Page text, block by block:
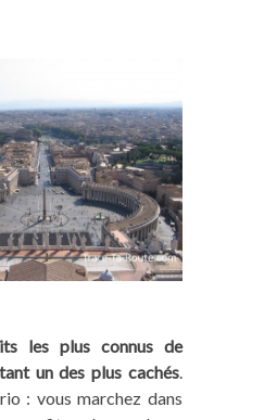
les plus connus de
un des plus cachés.
: vous marchez dans